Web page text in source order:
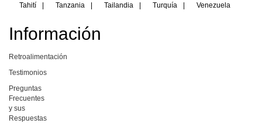
Tahití
Tanzania Tailandia Turquía Venezuela
Información
Retroalimentación
Testimonios
Preguntas
Frecuentes
y sus
Respuestas